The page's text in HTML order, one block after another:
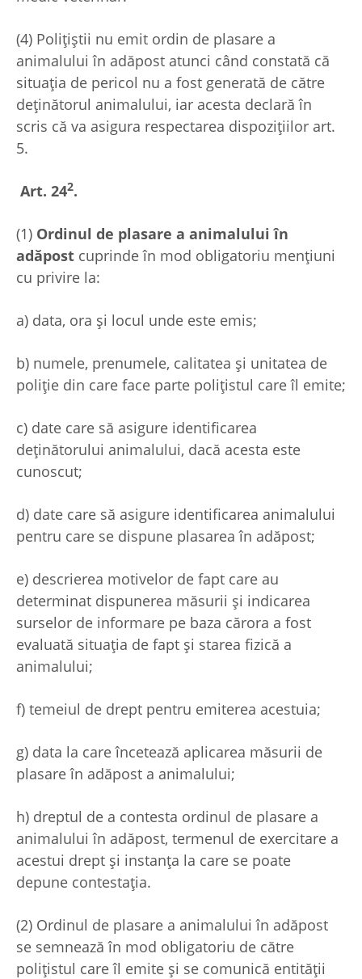
(4) Polițiștii nu emit ordin de plasare a
animalului în adăpost atunci când constată că
situația de pericol nu a fost generată de către
deținătorul animalului, iar acesta declară în
scris că va asigura respectarea dispozițiilor art.
5.
Art. 242.
(1) Ordinul de plasare a animalului în
adăpost cuprinde în mod obligatoriu mențiuni
cu privire la:
a) data, ora și locul unde este emis;
b) numele, prenumele, calitatea și unitatea de
poliție din care face parte polițistul care îl emite;
c) date care să asigure identificarea
deținătorului animalului, dacă acesta este
cunoscut;
d) date care să asigure identificarea animalului
pentru care se dispune plasarea în adăpost;
e) descrierea motivelor de fapt care au
determinat dispunerea măsurii și indicarea
surselor de informare pe baza cărora a fost
evaluată situația de fapt și starea fizică a
animalului;
f) temeiul de drept pentru emiterea acestuia;
g) data la care încetează aplicarea măsurii de
plasare în adăpost a animalului;
h) dreptul de a contesta ordinul de plasare a
animalului în adăpost, termenul de exercitare a
acestui drept și instanța la care se poate
depune contestația.
(2) Ordinul de plasare a animalului în adăpost
se semnează în mod obligatoriu de către
polițistul care îl emite și se comunică entității